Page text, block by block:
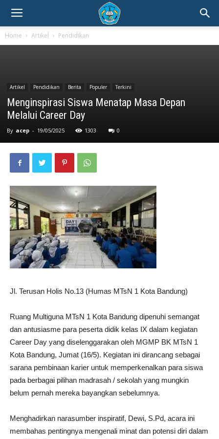
Home Artikel Pendidikan
Artikel Pendidikan Berita Populer Terkini
Menginspirasi Siswa Menatap Masa Depan
Melalui Career Day
By acep - 19/05/2025 1303 0
Jl. Terusan Holis No.13 (Humas MTsN 1 Kota Bandung)
Ruang Multiguna MTsN 1 Kota Bandung dipenuhi semangat
dan antusiasme para peserta didik kelas IX dalam kegiatan
Career Day yang diselenggarakan oleh MGMP BK MTsN 1
Kota Bandung, Jumat (16/5). Kegiatan ini dirancang sebagai
sarana pembinaan karier untuk memperkenalkan para siswa
pada berbagai pilihan madrasah / sekolah yang mungkin
belum pernah mereka bayangkan sebelumnya.
Menghadirkan narasumber inspiratif, Dewi, S.Pd, acara ini
membahas pentingnya mengenali minat dan potensi diri dalam